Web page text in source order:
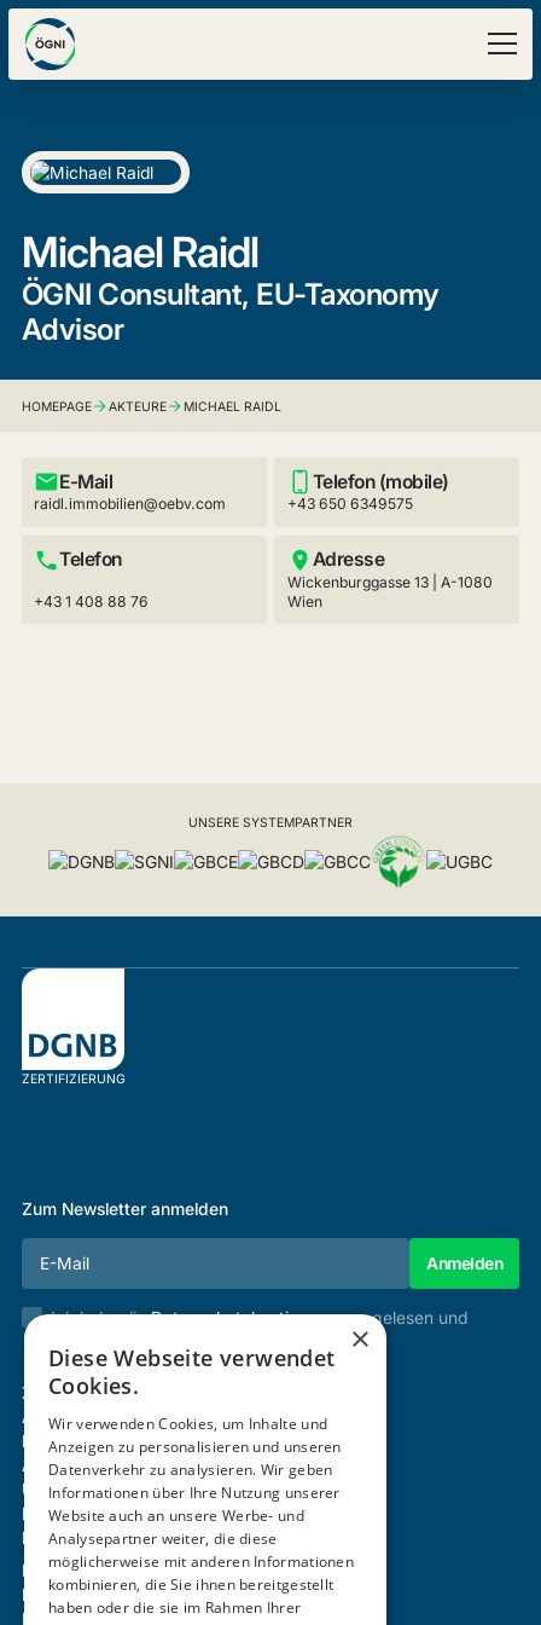
Michael Raidl
ÖGNI Consultant, EU-Taxonomy
Advisor
HOMEPAGE AKTEURE MICHAEL RAIDL
E-Mail
raidl.immobilien@oebv.com
Telefon (mobile)
+43 650 6349575
Telefon
+43 1 408 88 76
Adresse
Wickenburggasse 13 | A-1080
Wien
UNSERE SYSTEMPARTNER
ZERTIFIZIERUNG
Zum Newsletter anmelden
Ich habe dieDatenschutzbestimmungengelesen und
Zertifizierung & Verifikation
Akademie
Mitgliedschaft
Aktivitäten
Über uns
Login
Kontakt
Impressum
Datenschutz
Barrierefreiheitserklärung
×
Diese Webseite verwendet
Cookies.
Wir verwenden Cookies, um Inhalte und
Anzeigen zu personalisieren und unseren
Datenverkehr zu analysieren. Wir geben
Informationen über Ihre Nutzung unserer
Website auch an unsere Werbe- und
Analysepartner weiter, die diese
möglicherweise mit anderen Informationen
kombinieren, die Sie ihnen bereitgestellt
haben oder die sie im Rahmen Ihrer